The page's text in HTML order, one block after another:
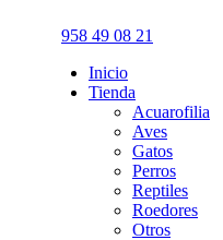
958 49 08 21
Inicio
Tienda
Acuarofilia
Aves
Gatos
Perros
Reptiles
Roedores
Otros